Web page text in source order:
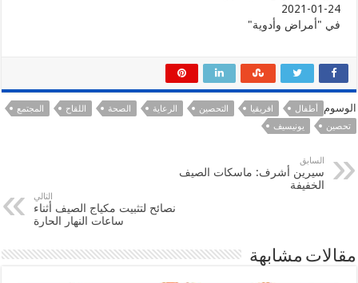
2021-01-24
في "أمراض وأدوية"
الوسوم أطفال افريقيا التحصين الرعاية الصحة اللقاح
المجتمع
تحصين
يونيسيف
السابق
سيرين أشرف: ماسكات الصيف
الخفيفة
التالي
نصائح لتثبيت مكياج الصيف أثناء
ساعات النهار الحارة
مقالات مشابهة